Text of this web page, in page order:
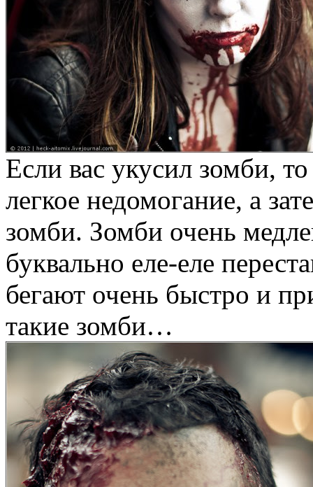
Если вас укусил зомби,
легкое недомогание, а
зомби. Зомби очень
буквально еле-еле
бегают очень быстро и
такие зомби…